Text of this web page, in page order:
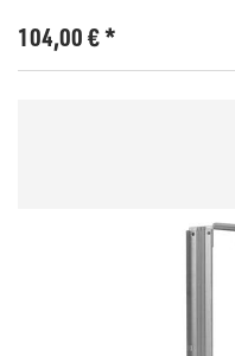
104,00€*